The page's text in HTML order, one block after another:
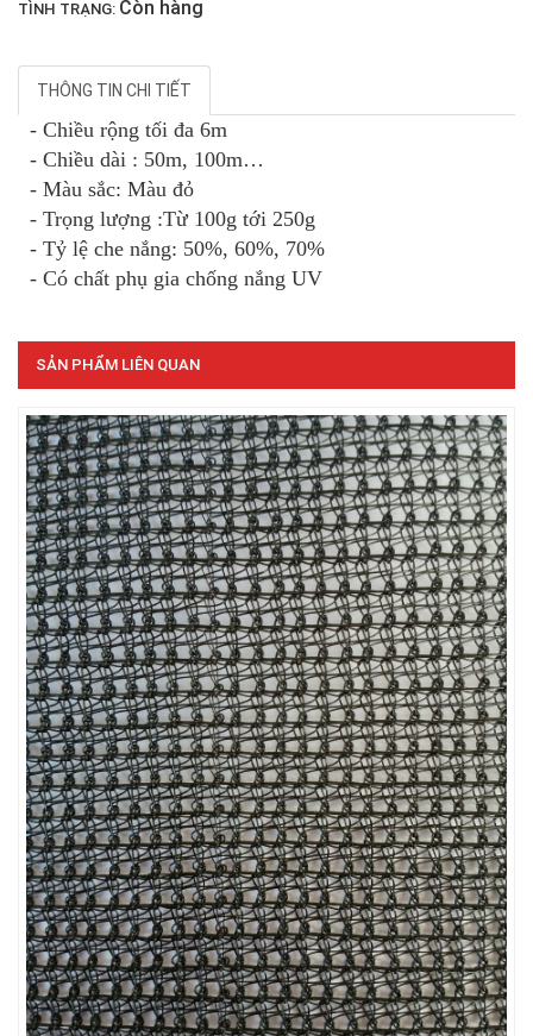
LƯỚI CHẮN CÔN TRÙNG
LƯỚI CHẮN CÔN TRÙNG
LƯỚI CHE NẮNG
LƯỚI NUÔI TRỒNG HẢI SẢN
LƯỚI CHẮN GIÓ
TÌNH TRẠNG: Còn hàng
THÔNG TIN CHI TIẾT
- Chiều rộng tối đa 6m
- Chiều dài : 50m, 100m…
- Màu sắc: Màu đỏ
- Trọng lượng :Từ 100g tới 250g
- Tỷ lệ che nắng: 50%, 60%, 70%
- Có chất phụ gia chống nắng UV
SẢN PHẨM LIÊN QUAN